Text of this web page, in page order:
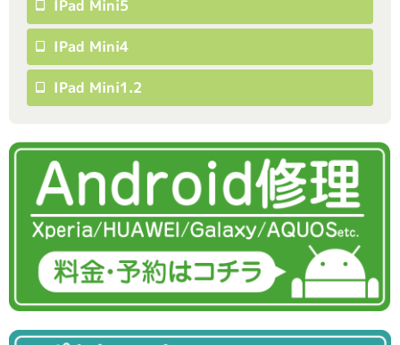
IPad Mini5
IPad Mini4
IPad Mini1.2